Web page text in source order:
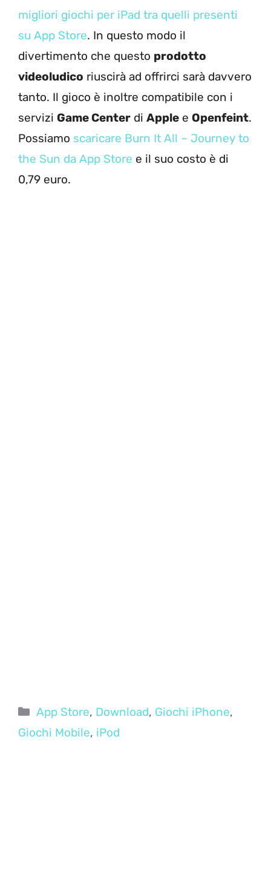
migliori giochi per iPad tra quelli presenti
su App Store. In questo modo il
divertimento che questo prodotto
videoludico riuscirà ad offrirci sarà davvero
tanto. Il gioco è inoltre compatibile con i
servizi Game Center di Apple e Openfeint.
Possiamo scaricare Burn It All – Journey to
the Sun da App Store e il suo costo è di
0,79 euro.
Categorie
App Store, Download, Giochi iPhone,
Giochi Mobile, iPod